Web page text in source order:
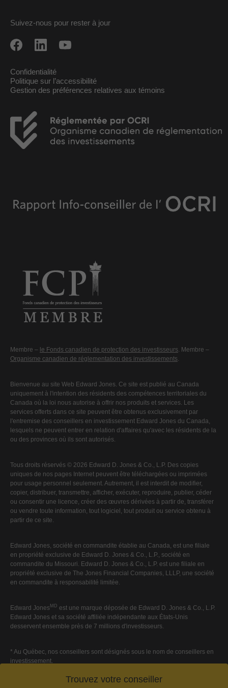
Trouvez votre conseiller
Suivez-nous pour rester à jour
Confidentialité
Politique sur l’accessibilité
Gestion des préférences relatives aux témoins
Membre – le Fonds canadien de protection des investisseurs. Membre –
Organisme canadien de réglementation des investissements.
Bienvenue au site Web Edward Jones. Ce site est publié au Canada
uniquement à l'intention des résidents des compétences territoriales du
Canada où la loi nous autorise à offrir nos produits et services. Les
services offerts dans ce site peuvent être obtenus exclusivement par
l'entremise des conseillers en investissement Edward Jones du Canada,
lesquels ne peuvent entrer en relation d'affaires qu'avec les résidents de la
ou des provinces où ils sont autorisés.
Tous droits réservés © 2026 Edward D. Jones & Co., L.P. Des copies
uniques de nos pages Internet peuvent être téléchargées ou imprimées
pour usage personnel seulement. Autrement, il est interdit de modifier,
copier, distribuer, transmettre, afficher, exécuter, reproduire, publier, céder
ou consentir une licence, créer des œuvres dérivées à partir de, transférer
ou vendre toute information, tout logiciel, tout produit ou service obtenu à
partir de ce site.
Edward Jones, société en commandite établie au Canada, est une filiale
en propriété exclusive de Edward D. Jones & Co., L.P., société en
commandite du Missouri. Edward D. Jones & Co., L.P. est une filiale en
propriété exclusive de The Jones Financial Companies, LLLP, une société
en commandite à responsabilité limitée.
Edward JonesMD est une marque déposée de Edward D. Jones & Co., L.P.
Edward Jones et sa société affiliée indépendante aux États-Unis
desservent ensemble près de 7 millions d'investisseurs.
* Au Québec, nos conseillers sont désignés sous le nom de conseillers en
investissement.